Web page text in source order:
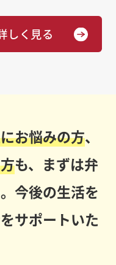
しく見る
お悩みの方、
も、まずは弁
今後の生活を
サポートいた